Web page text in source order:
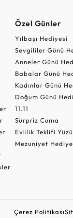
Özel Günler
Yılbaşı Hediyesi
Sevgililer Günü
Anneler Günü
Babalar Günü
Kadınlar Günü
Doğum Günü
11.11
Sürpriz Cuma
Evlilik Teklifi
Mezuniyet
Çerez Politikası